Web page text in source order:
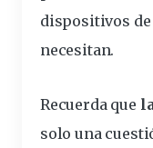
dispositivos de
necesitan.
Recuerda que
solo una